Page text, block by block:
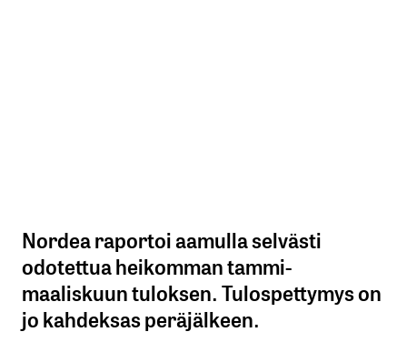
Nordea raportoi aamulla selvästi
odotettua heikomman tammi-
maaliskuun tuloksen. Tulospettymys on
jo kahdeksas peräjälkeen.